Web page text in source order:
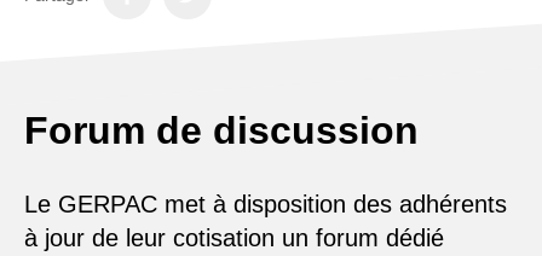
Forum de discussion
Le GERPAC met à disposition des adhérents
à jour de leur cotisation un forum dédié